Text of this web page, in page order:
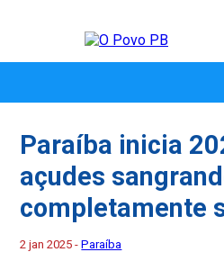
Paraíba inicia
açudes
completamente
2 jan 2025 -Paraíba